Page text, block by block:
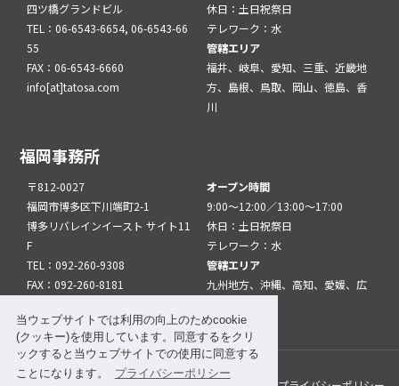
当ウェブサイトでは利用の向上のためcookie
(クッキー)を使用しています。同意するをクリ
ックすると当ウェブサイトでの使用に同意する
ことになります。
プライバシーポリシー
四ツ橋グランドビル
TEL：06-6543-6654, 06-6543-66
55
FAX：06-6543-6660
info[at]tatosa.com
休日：土日祝祭日
テレワーク：水
管轄エリア
福井、岐阜、愛知、三重、近畿地
方、島根、鳥取、岡山、徳島、香
川
福岡事務所
〒812-0027
福岡市博多区下川端町2-1
博多リバレインイースト サイト11
F
TEL：092-260-9308
FAX：092-260-8181
オープン時間
9:00～12:00／13:00～17:00
休日：土日祝祭日
テレワーク：水
管轄エリア
九州地方、沖縄、高知、愛媛、広